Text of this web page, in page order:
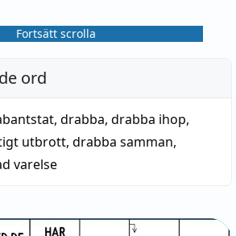
Fortsätt scrolla
ord
, drabba, drabba ihop,
utbrott, drabba samman,
varelse